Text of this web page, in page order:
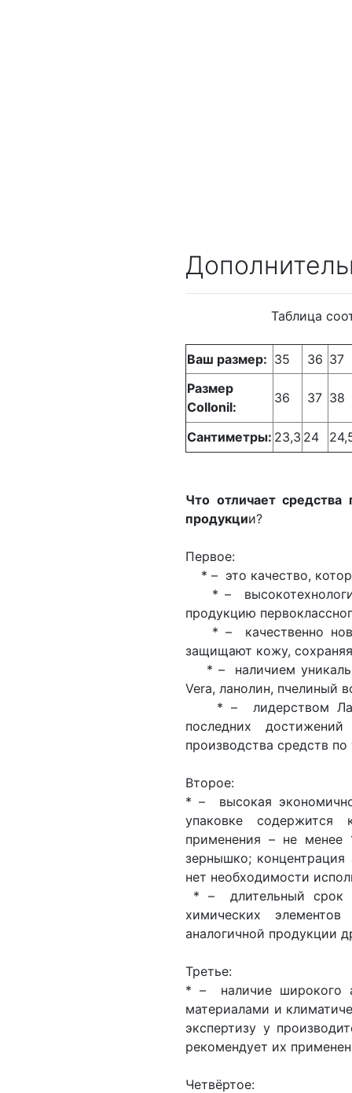
Таблица
Ваш размер: 35 36 37
Размер
Collonil:
36 37 38
Сантиметры: 23,3 24
Что отличает средства
продукции?
Первое:
* – это качество,
* –
продукцию
* – качественно
защищают кожу,
* – наличием
Vera, ланолин, пчелиный
* – лидерством
последних
производства средств
Второе:
* – высокая
упаковке содержится
применения – не менее
зернышко;
нет необходимости
* – длительный срок
химических
аналогичной продукции
Третье:
* – наличие широкого
материалами и
экспертизу у
рекомендует их
Четвёртое: